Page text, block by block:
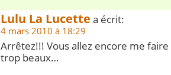
Lulu La Lucette a écrit:
4 mars 2010 à 18:29
Arrêtez!!! Vous allez encore me
trop beaux…